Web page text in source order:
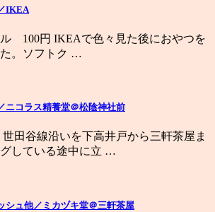
IKEA
100円 IKEAで色々見た後におやつを
。ソフトク …
ニコラス精養堂＠松陰神社前
田谷線沿いを下高井戸から三軒茶屋ま
している途中に立 …
シュ他／ミカヅキ堂＠三軒茶屋